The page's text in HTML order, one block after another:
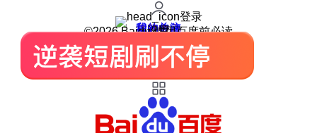
登录
我的关注
我的收藏
皮肤中心
用户反馈
设置
©2026 Baidu 使用百度前必读